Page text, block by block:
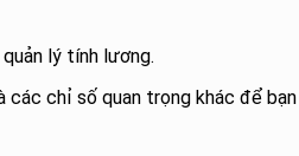
lý tính lương.
chỉ số quan trọng khác để bạn